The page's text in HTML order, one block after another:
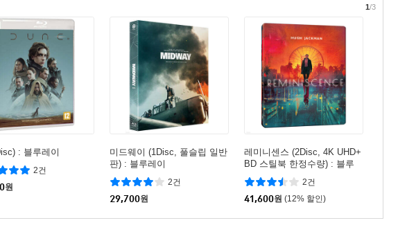
: 블루레이
2건
원
미드웨이 (1Disc, 풀슬립 일반
판) : 블루레이
2건
29,700원
레미니센스 (2Disc, 4K UHD+
BD 스틸북 한정수량) : 블루
레이
2건
41,600원 (12% 할인)
1/3